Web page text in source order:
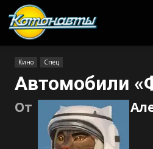
Кино Спец
Автомобили
От